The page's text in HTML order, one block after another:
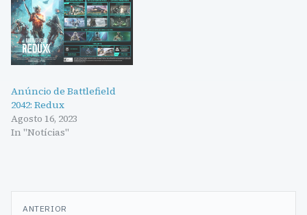
Anúncio de Battlefield
2042: Redux
Agosto 16, 2023
In "Notícias"
Navegação
ANTERIOR